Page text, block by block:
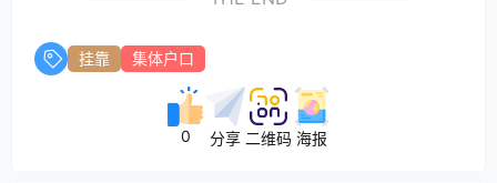
挂靠 集体户口
0 分享 二维码 海报